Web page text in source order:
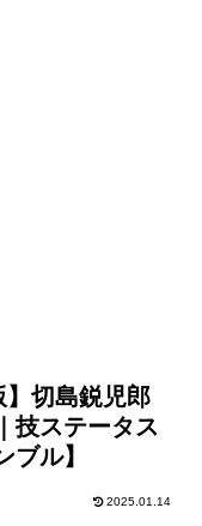
】切島鋭児郎
技ステータス
ブル】
2025.01.14